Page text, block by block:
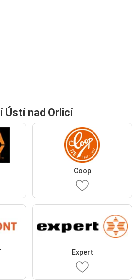
Ústí nad Orlicí
Coop
Expert